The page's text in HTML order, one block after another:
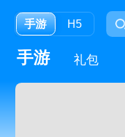
手游 H5
手游 礼包